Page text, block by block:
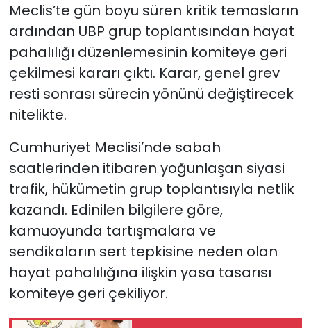
Meclis’te gün boyu süren kritik temasların
ardından UBP grup toplantısından hayat
pahalılığı düzenlemesinin komiteye geri
çekilmesi kararı çıktı. Karar, genel grev
resti sonrası sürecin yönünü değiştirecek
nitelikte.
Cumhuriyet Meclisi’nde sabah
saatlerinden itibaren yoğunlaşan siyasi
trafik, hükümetin grup toplantısıyla netlik
kazandı. Edinilen bilgilere göre,
kamuoyunda tartışmalara ve
sendikaların sert tepkisine neden olan
hayat pahalılığına ilişkin yasa tasarısı
komiteye geri çekiliyor.
SAĞLIK
Spor
Teknoloji
TÜRKiYE
Video Galeri
YAŞAM
Yazarlar